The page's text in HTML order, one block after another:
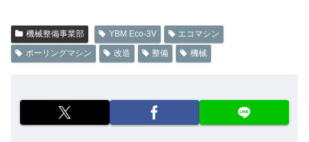
機械整備事業部 YBM Eco-3V
エコマシン
ボーリングマシン
改造 整備 機械